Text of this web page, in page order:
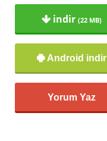
indir(22 MB)
Android indir
Yorum Yaz